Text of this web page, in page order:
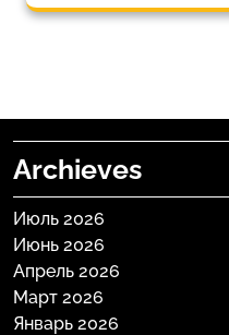
Archieves
Июль 2026
Июнь 2026
Апрель 2026
Март 2026
Январь 2026